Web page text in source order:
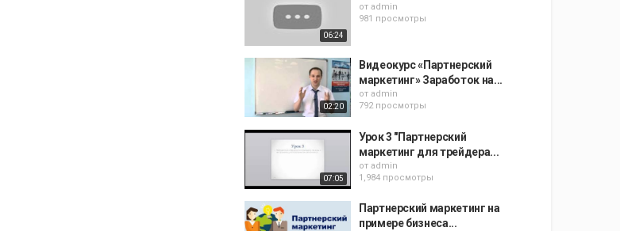
06:24
от admin
981 просмотры
02:20
Видеокурс «Партнерский
маркетинг» Заработок на...
от admin
792 просмотры
07:05
Урок 3 "Партнерский
маркетинг для трейдера...
от admin
1,984 просмотры
Партнерский маркетинг на
примере бизнеса...